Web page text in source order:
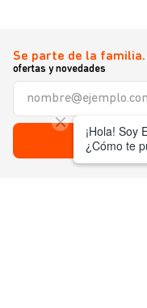
Se parte de la familia.
ofertas y novedades